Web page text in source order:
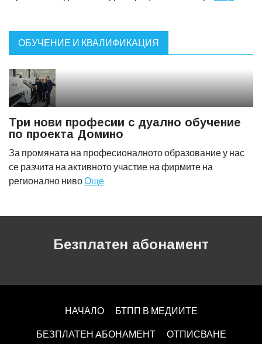
ОБУЧЕНИЕ И КВАЛИФИКАЦИЯ
Три нови професии с дуално обучение
по проекта Домино
За промяната на професионалното образование у нас
се разчита на активното участие на фирмите на
регионално нивоОще
Безплатен абонамент
НАЧАЛО БТПП В МЕДИИТЕ
БЕЗПЛАТЕН AБОНАМЕНТ ОТПИСВАНЕ